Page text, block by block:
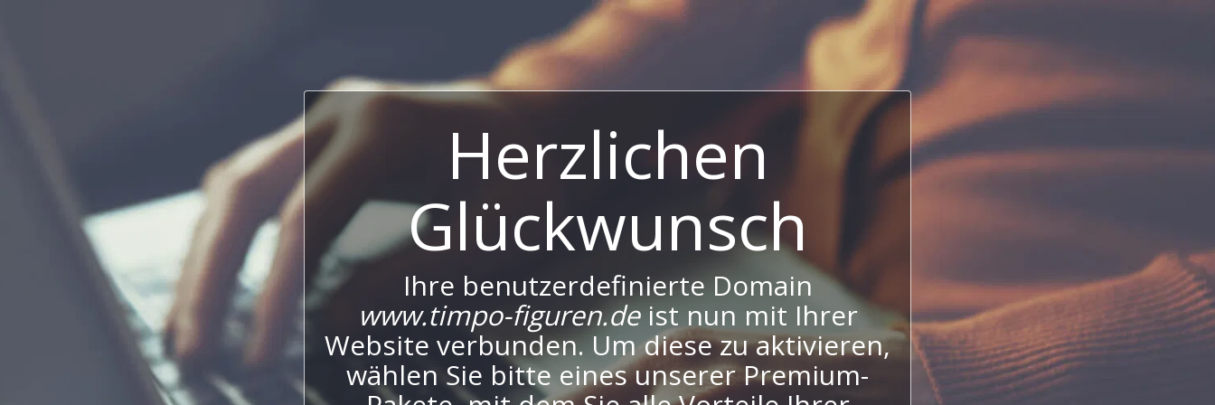
Herzlichen
Glückwunsch
Ihre benutzerdefinierte Domain
www.timpo-figuren.deist nun mit Ihrer
Website verbunden. Um diese zu aktivieren,
wählen Sie bitte eines unserer Premium-